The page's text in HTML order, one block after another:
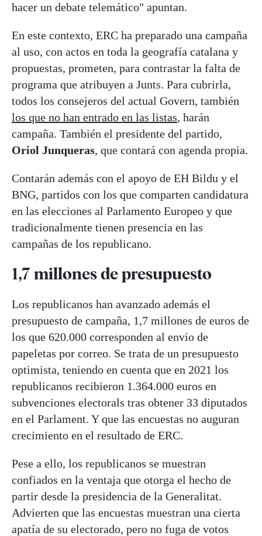
hacer un debate telemático" apuntan.
En este contexto, ERC ha preparado una campaña
al uso, con actos en toda la geografía catalana y
propuestas, prometen, para contrastar la falta de
programa que atribuyen a Junts. Para cubrirla,
todos los consejeros del actual Govern, también
los que no han entrado en las listas, harán
campaña. También el presidente del partido,
Oriol Junqueras, que contará con agenda propia.
Contarán además con el apoyo de EH Bildu y el
BNG, partidos con los que comparten candidatura
en las elecciones al Parlamento Europeo y que
tradicionalmente tienen presencia en las
campañas de los republicano.
1,7 millones de presupuesto
Los republicanos han avanzado además el
presupuesto de campaña, 1,7 millones de euros de
los que 620.000 corresponden al envio de
papeletas por correo. Se trata de un presupuesto
optimista, teniendo en cuenta que en 2021 los
republicanos recibieron 1.364.000 euros en
subvenciones electorals tras obtener 33 diputados
en el Parlament. Y que las encuestas no auguran
crecimiento en el resultado de ERC.
Pese a ello, los republicanos se muestran
confiados en la ventaja que otorga el hecho de
partir desde la presidencia de la Generalitat.
Advierten que las encuestas muestran una cierta
apatía de su electorado, pero no fuga de votos